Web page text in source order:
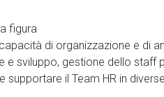
figura
di organizzazione e di
e sviluppo, gestione dello staff
il Team HR in